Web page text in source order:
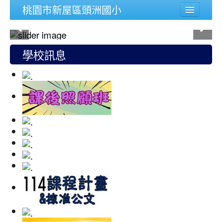
桃園市新屋區頭洲國小
學校簡介
行政組織
頭洲文件
公務連結
人事宣導專區
校內功能
登入
學校訊息